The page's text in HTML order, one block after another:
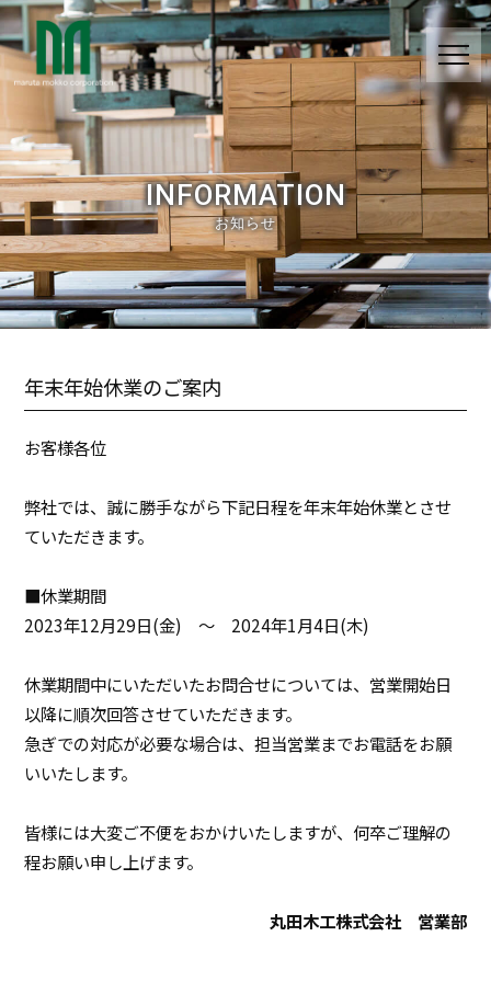
INFORMATION
お知らせ
年末年始休業のご案内
お客様各位
弊社では、誠に勝手ながら下記日程を年末年始休業とさせ
ていただきます。
■休業期間
2023年12月29日(金) ～ 2024年1月4日(木)
休業期間中にいただいたお問合せについては、営業開始日
以降に順次回答させていただきます。
急ぎでの対応が必要な場合は、担当営業までお電話をお願
いいたします。
皆様には大変ご不便をおかけいたしますが、何卒ご理解の
程お願い申し上げます。
丸田木工株式会社 営業部